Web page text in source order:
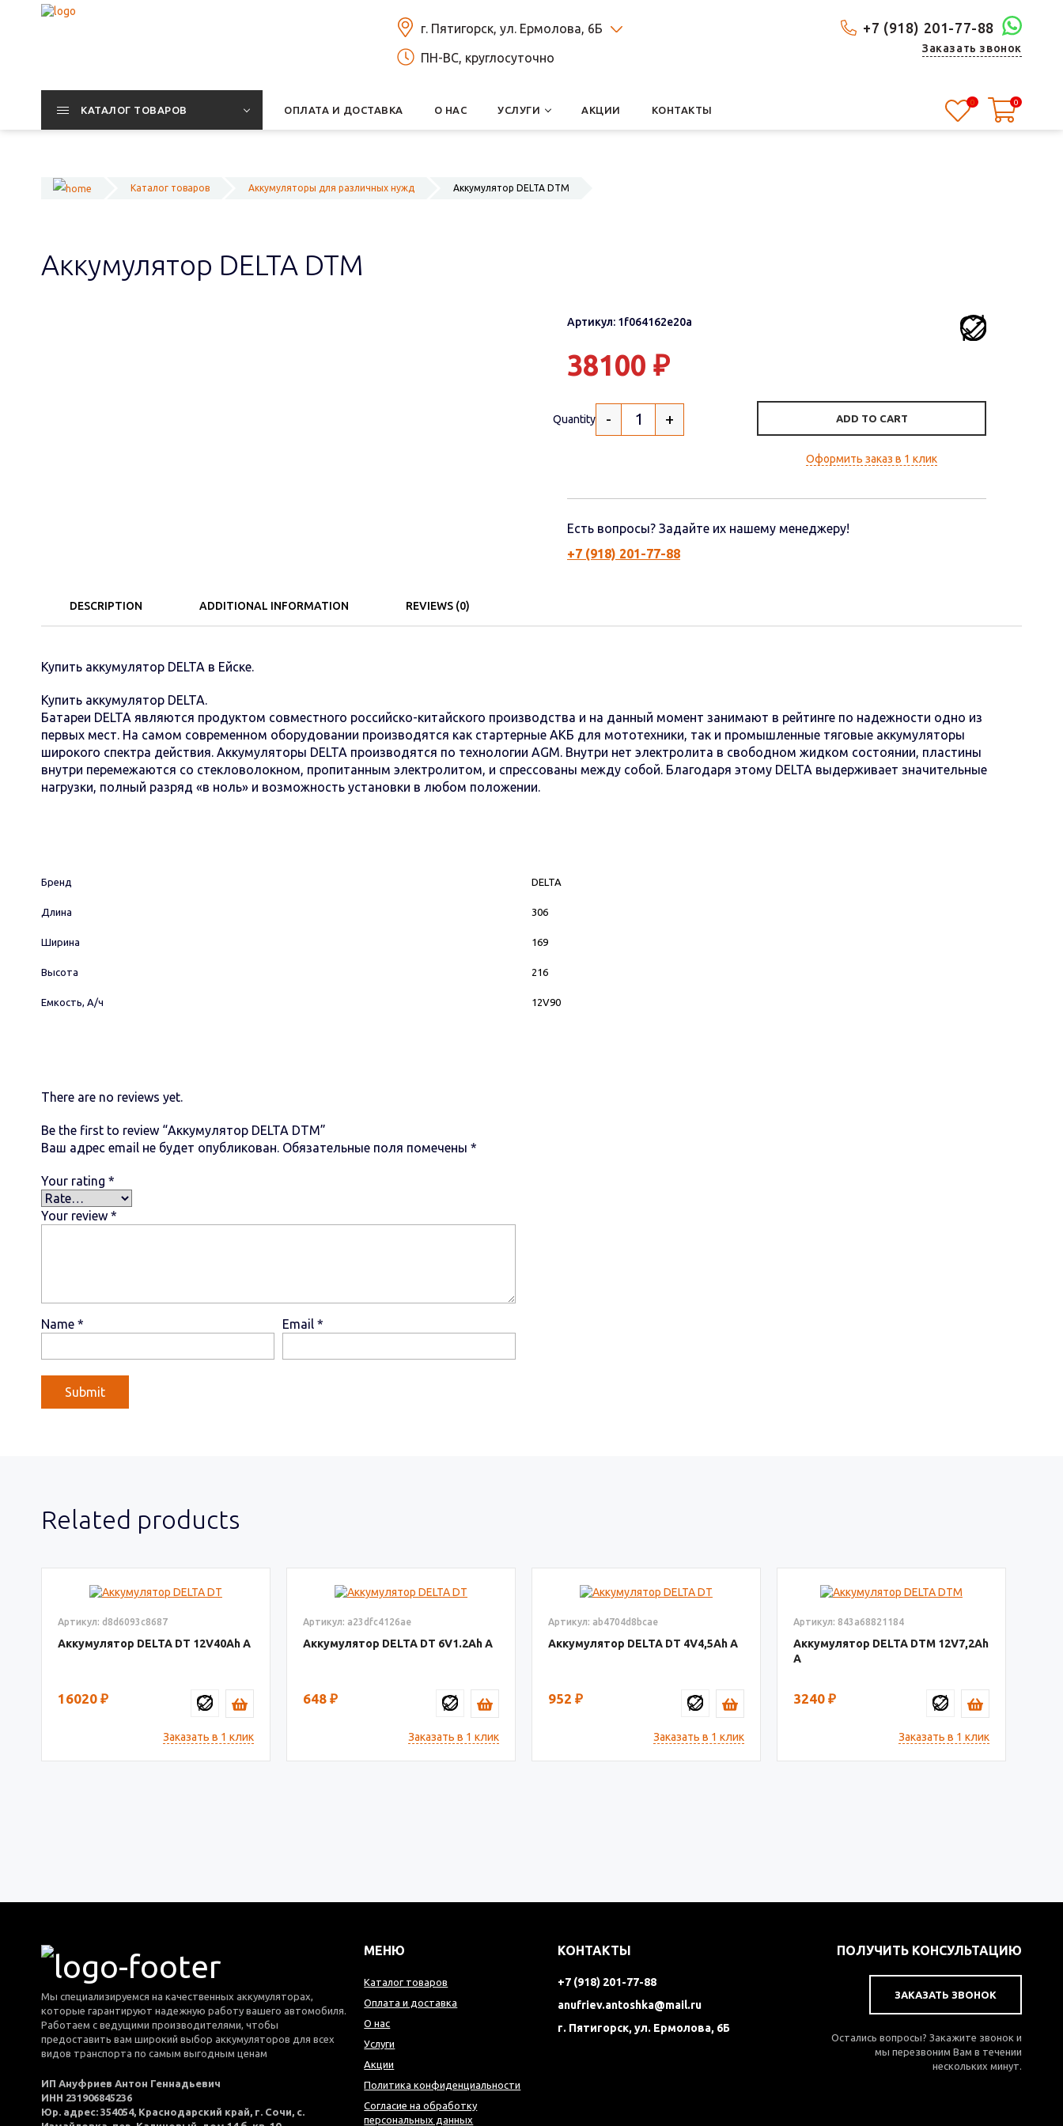
+7 (918) 201-77-88
Заказать звонок
г. Пятигорск, ул. Ермолова, 6Б
ПН-ВС, круглосуточно
КАТАЛОГ ТОВАРОВ ОПЛАТА И ДОСТАВКА О НАС УСЛУГИ АКЦИИ КОНТАКТЫ
0 0
Каталог товаров Аккумуляторы для различных нужд Аккумулятор DELTA DTM
Аккумулятор DELTA DTM
Артикул: 1f064162e20a
38100 ₽
Quantity - + ADD TO CART
Оформить заказ в 1 клик
Есть вопросы? Задайте их нашему менеджеру!
+7 (918) 201-77-88
DESCRIPTION ADDITIONAL INFORMATION REVIEWS (0)
Купить аккумулятор DELTA в Ейске.
Купить аккумулятор DELTA.
Батареи DELTA являются продуктом совместного российско-китайского производства и на данный момент занимают в рейтинге по надежности одно из
первых мест. На самом современном оборудовании производятся как стартерные АКБ для мототехники, так и промышленные тяговые аккумуляторы
широкого спектра действия. Аккумуляторы DELTA производятся по технологии AGM. Внутри нет электролита в свободном жидком состоянии, пластины
внутри перемежаются со стекловолокном, пропитанным электролитом, и спрессованы между собой. Благодаря этому DELTA выдерживает значительные
нагрузки, полный разряд «в ноль» и возможность установки в любом положении.
Бренд DELTA
Длина 306
Ширина 169
Высота 216
Емкость, А/ч 12V90
There are no reviews yet.
Be the first to review “Аккумулятор DELTA DTM”
Ваш адрес email не будет опубликован. Обязательные поля помечены *
Your rating *
Your review *
Name * Email *
Related products
Артикул: d8d6093c8687
Аккумулятор DELTA DT 12V40
16020 ₽
Заказать в 1 клик
Артикул: a23dfc4126ae
Аккумулятор DELTA DT 6V1.2
648 ₽
Заказать в 1 клик
Артикул: ab4704d8bcae
Аккумулятор DELTA DT 4V4,5
952 ₽
Заказать в 1 клик
Артикул: 843a68821184
Аккумулятор DELTA DTM 12V7,2
3240 ₽
Заказать в 1 клик
Мы специализируемся на качественных аккумуляторах,
которые гарантируют надежную работу вашего автомобиля.
Работаем с ведущими производителями, чтобы
предоставить вам широкий выбор аккумуляторов для всех
видов транспорта по самым выгодным ценам
ИП Ануфриев Антон Геннадьевич
ИНН 231906845236
Юр. адрес: 354054, Краснодарский край, г. Сочи, с.
МЕНЮ
Каталог товаров
Оплата и доставка
О нас
Услуги
Акции
Политика конфиденциальности
Согласие на обработку
персональных данных
КОНТАКТЫ
+7 (918) 201-77-88
anufriev.antoshka@mail.ru
г. Пятигорск, ул. Ермолова, 6Б
ПОЛУЧИТЬ КОНСУЛЬТАЦИЮ
ЗАКАЗАТЬ ЗВОНОК
Остались вопросы? Закажите звонок и
мы перезвоним Вам в течении
нескольких минут.